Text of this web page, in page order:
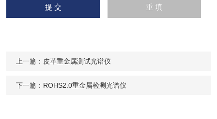
上一篇： 皮革重金属测试光谱仪
下一篇： ROHS2.0重金属检测光谱仪